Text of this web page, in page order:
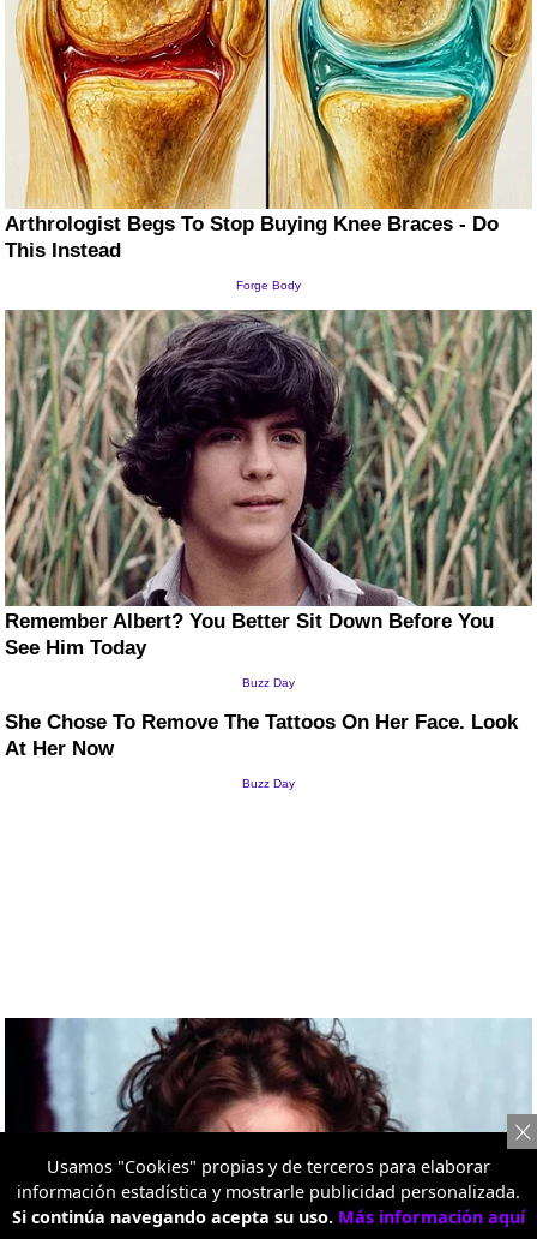
Usamos "Cookies" propias y de terceros para elaborar
información estadística y mostrarle publicidad personalizada.
Si continúa navegando acepta su uso. Más información aquí